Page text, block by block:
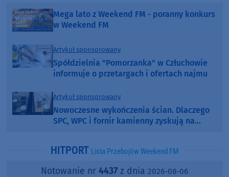
Mega lato z Weekend FM - poranny konkurs
w Weekend FM
Artykuł sponsorowany
Spółdzielnia "Pomorzanka" w Człuchowie
informuje o przetargach i ofertach najmu
Artykuł sponsorowany
Nowoczesne wykończenia ścian. Dlaczego
SPC, WPC i fornir kamienny zyskują na
HITPORT Lista Przebojów Weekend FM
Notowanie nr 4437 z dnia 2026-08-06